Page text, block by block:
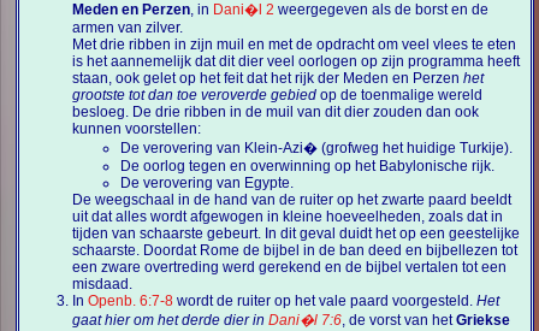
Meden en Perzen, in Dani�l 2 weergegeven als de borst en de
armen van zilver.
Met drie ribben in zijn muil en met de opdracht om veel vlees te eten
is het aannemelijk dat dit dier veel oorlogen op zijn programma heeft
staan, ook gelet op het feit dat het rijk der Meden en Perzenhet
grootste tot dan toe veroverde gebied op de toenmalige wereld
besloeg. De drie ribben in de muil van dit dier zouden dan ook
kunnen voorstellen:
De verovering van Klein-Azi� (grofweg het huidige Turkije).
De oorlog tegen en overwinning op het Babylonische rijk.
De verovering van Egypte.
De weegschaal in de hand van de ruiter op het zwarte paard beeldt
uit dat alles wordt afgewogen in kleine hoeveelheden, zoals dat in
tijden van schaarste gebeurt. In dit geval duidt het op een geestelijke
schaarste. Doordat Rome de bijbel in de ban deed en bijbellezen tot
een zware overtreding werd gerekend en de bijbel vertalen tot een
misdaad.
InOpenb. 6:7-8 wordt de ruiter op het vale paard voorgesteld.Het
gaat hier om het derde dier inDani�l 7:6, de vorst van hetGriekse